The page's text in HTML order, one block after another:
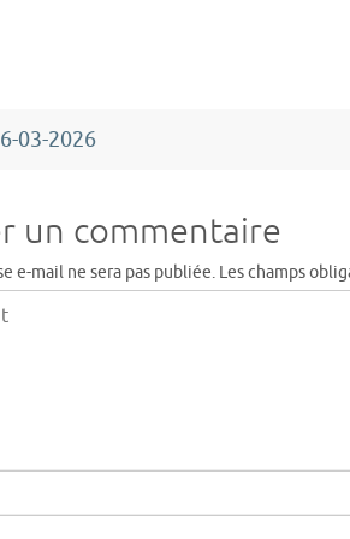
03-2026
un commentaire
e-mail ne sera pas publiée. Les champs